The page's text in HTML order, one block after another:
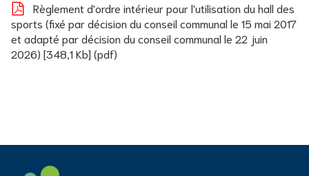
Règlement d'ordre intérieur pour l'utilisation du hall des
sports (fixé par décision du conseil communal le 15 mai 2017
et adapté par décision du conseil communal le 22 juin
2026) 348,1 Kb pdf